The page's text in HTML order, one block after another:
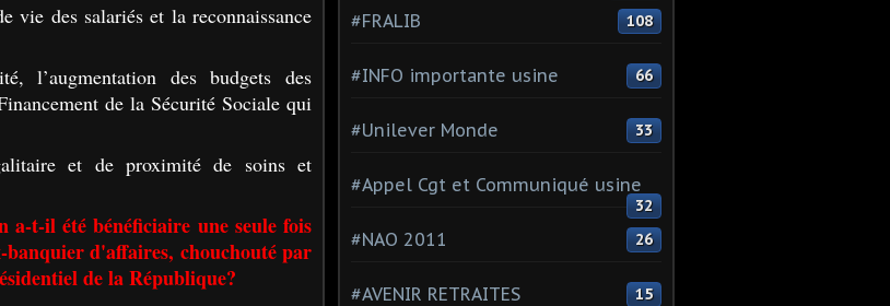
vie des salariés et la reconnaissance
l’augmentation des budgets des
de la Sécurité Sociale qui
et de proximité de soins et
a-t-il été bénéficiaire une seule fois
d'affaires, chouchouté par
de la République?
#FRALIB 108
#INFO importante usine 66
#Unilever Monde 33
#Appel Cgt et Communiqué usine
32
#NAO 2011 26
#AVENIR RETRAITES 15